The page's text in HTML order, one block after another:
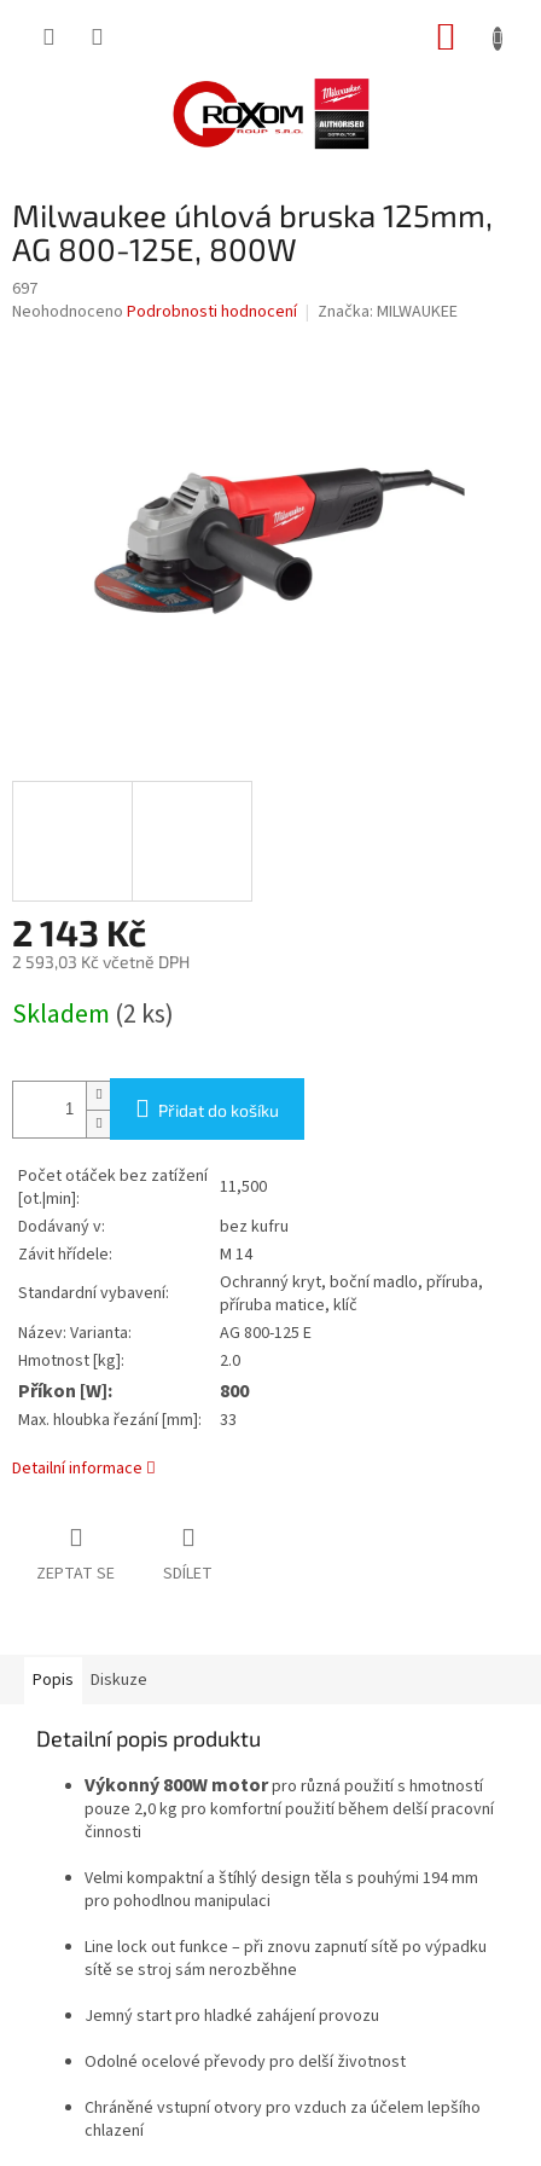
Milwaukee úhlová bruska 125mm,
AG 800-125E, 800W
697
Průměrné
Neohodnoceno Podrobnosti hodnocení Značka: MILWAUKEE
2 143 Kč
2 593,03 Kč včetně DPH
cena:
Skladem (2 ks)
Přidat do košíku
Počet otáček bez zatížení
[ot.|min]:
11,500
Dodávaný v:
bez kufru
Závit hřídele:
M 14
Standardní vybavení:
Ochranný kryt, boční madlo, příruba,
příruba matice, klíč
Název: Varianta:
AG 800-125 E
Hmotnost [kg]:
2.0
Příkon [W]: 800
Max. hloubka řezání [mm]:
33
Detailní informace
ZEPTAT SE SDÍLET
Popis Diskuze
Detailní popis produktu
Výkonný 800W motorpro různá použití s hmotností
pouze 2,0 kg pro komfortní použití během delší pracovní
činnosti
Velmi kompaktní a štíhlý design těla s pouhými 194 mm
pro pohodlnou manipulaci
Line lock out funkce – při znovu zapnutí sítě po výpadku
sítě se stroj sám nerozběhne
Jemný start pro hladké zahájení provozu
Odolné ocelové převody pro delší životnost
Chráněné vstupní otvory pro vzduch za účelem lepšího
chlazení